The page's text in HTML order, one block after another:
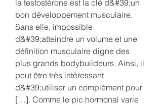
la testostérone est la clé d&#39;un
bon développement musculaire.
Sans elle, impossible
d&#39;atteindre un volume et une
définition musculaire digne des
plus grands bodybuildeurs. Ainsi, il
peut être très intéressant
d&#39;utiliser un complément pour
[…]. Comme le pic hormonal varie